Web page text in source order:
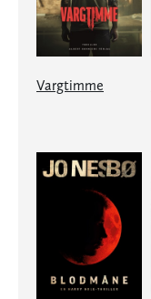
Vargtimme